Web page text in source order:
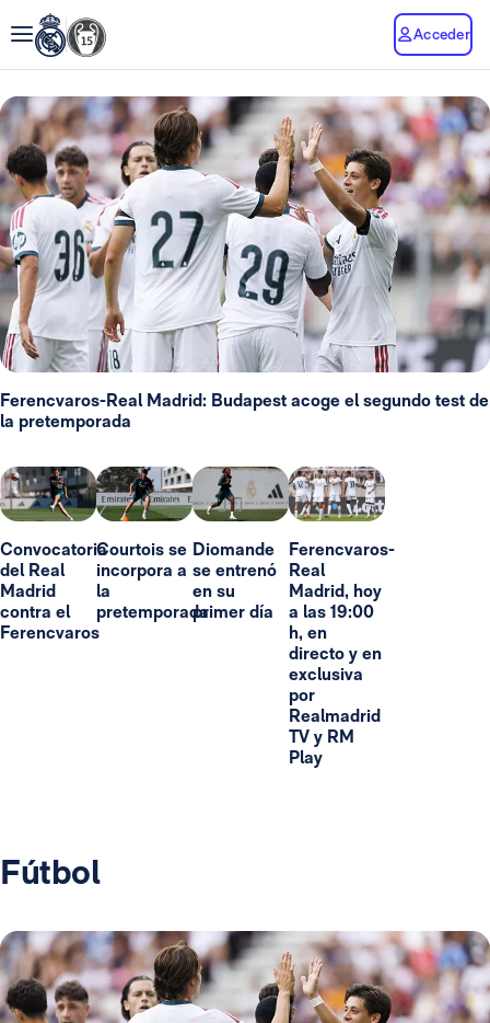
Acceder
Ferencvaros-Real Madrid: Budapest acoge el segundo test de
la pretemporada
Convocatoria
del Real
Madrid
contra el
Ferencvaros
Courtois se
incorpora a
la
pretemporada
Diomande
se entrenó
en su
primer día
Ferencvaros-
Real
Madrid, hoy
a las 19:00
h, en
directo y en
exclusiva
por
Realmadrid
TV y RM
Play
Fútbol